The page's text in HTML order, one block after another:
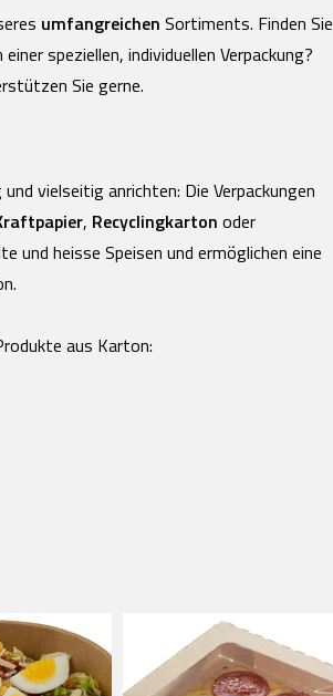
umfangreichen Sortiments. Finden Sie
speziellen, individuellen Verpackung?
Sie gerne.
vielseitig anrichten: Die Verpackungen
, Recyclingkarton oder
und heisse Speisen und ermöglichen eine
aus Karton: